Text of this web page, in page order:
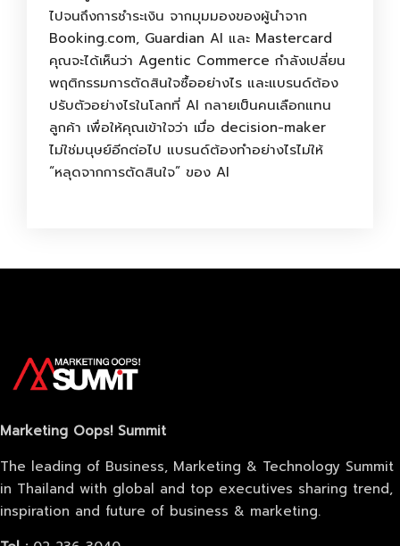
ไปจนถึงการชำระเงิน จากมุมมองของผู้นำจาก
Booking.com, Guardian AI และ Mastercard
คุณจะได้เห็นว่า Agentic Commerce กำลังเปลี่ยน
พฤติกรรมการตัดสินใจซื้ออย่างไร และแบรนด์ต้อง
ปรับตัวอย่างไรในโลกที่ AI กลายเป็นคนเลือกแทน
ลูกค้า เพื่อให้คุณเข้าใจว่า เมื่อ decision-maker
ไม่ใช่มนุษย์อีกต่อไป แบรนด์ต้องทำอย่างไรไม่ให้
“หลุดจากการตัดสินใจ” ของ AI
Marketing Oops! Summit
The leading of Business, Marketing & Technology Summit
in Thailand with global and top executives sharing trend,
inspiration and future of business & marketing.
Home